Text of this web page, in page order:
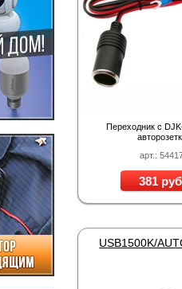
арт.:
Переходник с
381